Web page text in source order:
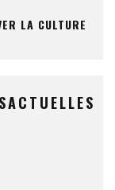
LA CULTURE